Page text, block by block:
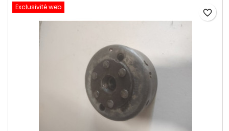
Exclusivité web
favorite_border